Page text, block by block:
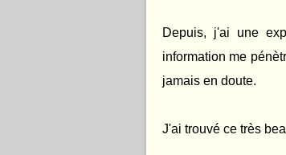
Depuis, j'ai une
information me
jamais en doute.
J'ai trouvé ce très